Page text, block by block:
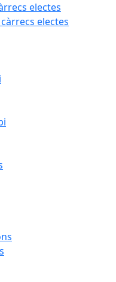
electes
electes